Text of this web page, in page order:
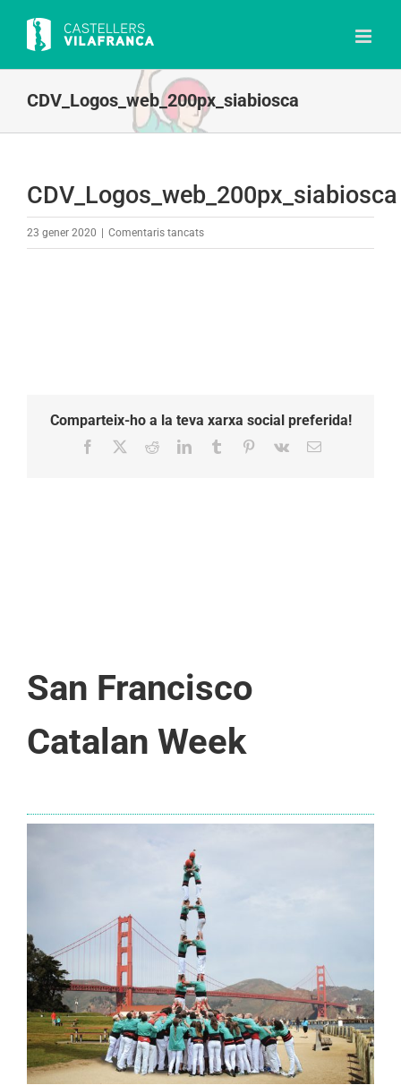
content
CDV_Logos_web_200px_siabiosca
CDV_Logos_web_200px_siabiosca
23 gener 2020 Comentaris tancatsa
Comparteix-ho a la teva xarxa social preferida!
Facebook RedditLinkedInTumblr Pinterest
Vk Email:
San Francisco
Catalan Week